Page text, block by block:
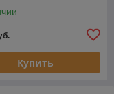
Купить